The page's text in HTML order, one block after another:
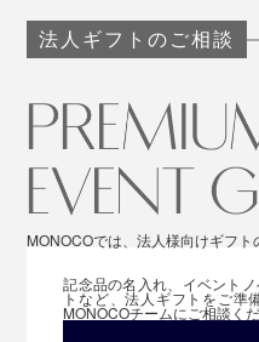
法人ギフトのご相談
MONOCOでは、法人様向けギフト
記念品の名入れ、イベント
トなど、法人ギフトをご準
MONOCOチームにご相談く